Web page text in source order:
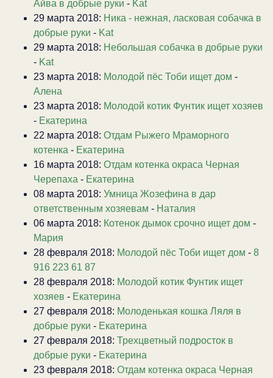
Айва в добрые руки - Kat
29 марта 2018: Ника - нежная, ласковая собачка в
добрые руки - Kat
29 марта 2018: Небольшая собачка в добрые руки
- Kat
23 марта 2018: Молодой пёс Тоби ищет дом -
Алена
23 марта 2018: Молодой котик Фунтик ищет хозяев
- Екатерина
22 марта 2018: Отдам Рыжего Мраморного
котенка - Екатерина
16 марта 2018: Отдам котенка окраса Черная
Черепаха - Екатерина
08 марта 2018: Умница Жозефина в дар
ответственным хозяевам - Наталия
06 марта 2018: Котенок дымок срочно ищет дом -
Мария
28 февраля 2018: Молодой пёс Тоби ищет дом - 8
916 223 61 87
28 февраля 2018: Молодой котик Фунтик ищет
хозяев - Екатерина
27 февраля 2018: Молоденькая кошка Ляля в
добрые руки - Екатерина
27 февраля 2018: Трехцветный подросток в
добрые руки - Екатерина
23 февраля 2018: Отдам котенка окраса Черная